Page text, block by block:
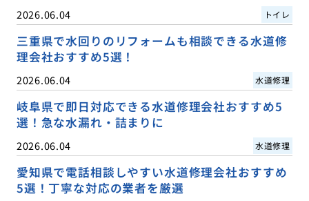
2026.06.04 トイレ
三重県で水回りのリフォームも相談できる水道修
理会社おすすめ5選！
2026.06.04 水道修理
岐阜県で即日対応できる水道修理会社おすすめ5
選！急な水漏れ・詰まりに
2026.06.04 水道修理
愛知県で電話相談しやすい水道修理会社おすすめ
5選！丁寧な対応の業者を厳選